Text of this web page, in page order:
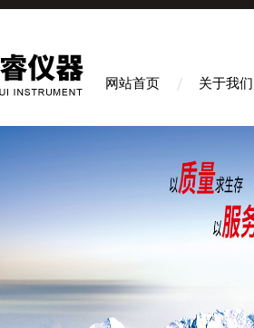
网站首页 关于我们